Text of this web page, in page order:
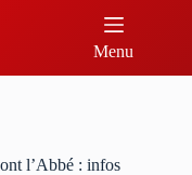
Menu
l’Abbé : infos